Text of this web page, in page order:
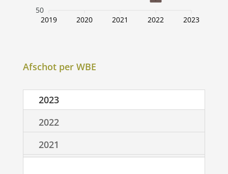
50
2019 2020 2021 2022 2023
Afschot per WBE
2023
2022
2021